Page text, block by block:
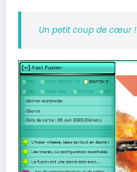
Un petit coup de cœur !